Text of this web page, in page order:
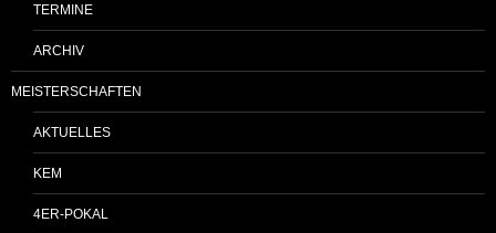
TERMINE
ARCHIV
MEISTERSCHAFTEN
AKTUELLES
KEM
4ER-POKAL